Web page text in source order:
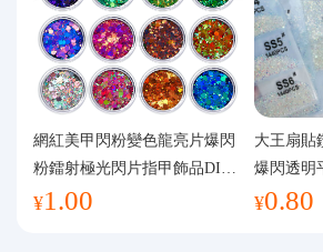
網紅美甲閃粉變色龍亮片爆閃
粉鐳射極光閃片指甲飾品DIY
手工流麻
¥1.00
大王扇貼
爆閃透明
美甲鑽飾
¥0.80